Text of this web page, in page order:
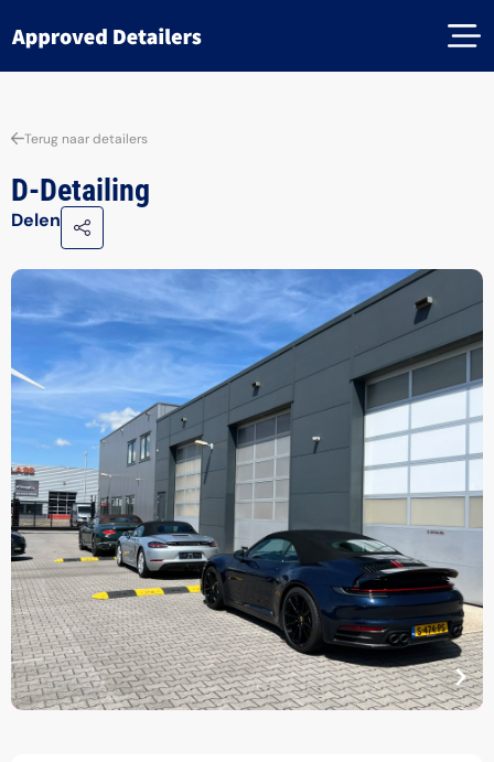
Terug naar detailers
D-Detailing
Delen